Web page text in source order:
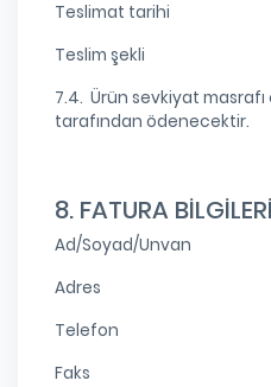
Teslimat tarihi
Teslim şekli
7.4. Ürün sevkiyat
tarafından ödenecektir.
8. FATURA BİLGİLERİ
Ad/Soyad/Unvan
Adres
Telefon
Faks